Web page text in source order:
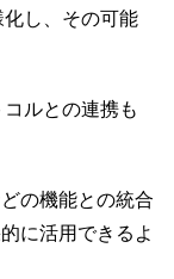
し、その可能
ルとの連携も
の機能との統合
に活用できるよ